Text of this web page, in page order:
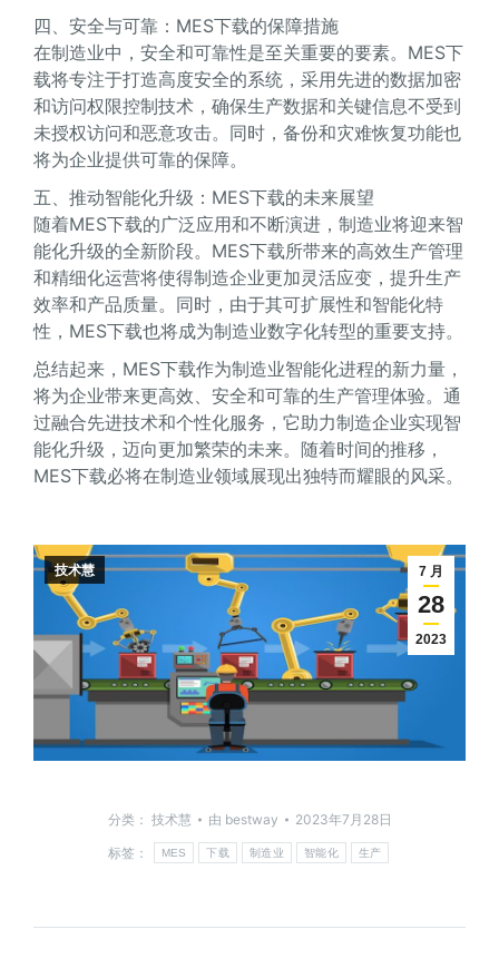
四、安全与可靠：MES下载的保障措施
在制造业中，安全和可靠性是至关重要的要素。MES下
载将专注于打造高度安全的系统，采用先进的数据加密
和访问权限控制技术，确保生产数据和关键信息不受到
未授权访问和恶意攻击。同时，备份和灾难恢复功能也
将为企业提供可靠的保障。
五、推动智能化升级：MES下载的未来展望
随着MES下载的广泛应用和不断演进，制造业将迎来智
能化升级的全新阶段。MES下载所带来的高效生产管理
和精细化运营将使得制造企业更加灵活应变，提升生产
效率和产品质量。同时，由于其可扩展性和智能化特
性，MES下载也将成为制造业数字化转型的重要支持。
总结起来，MES下载作为制造业智能化进程的新力量，
将为企业带来更高效、安全和可靠的生产管理体验。通
过融合先进技术和个性化服务，它助力制造企业实现智
能化升级，迈向更加繁荣的未来。随着时间的推移，
MES下载必将在制造业领域展现出独特而耀眼的风采。
7 月
28
2023
技术慧
分类： 技术慧 由 bestway
2023年7月28日
标签：
MES 下载 制造业 智能化 生产